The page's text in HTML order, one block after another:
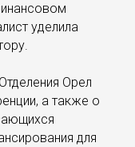
уделила
Орел
а также о
для